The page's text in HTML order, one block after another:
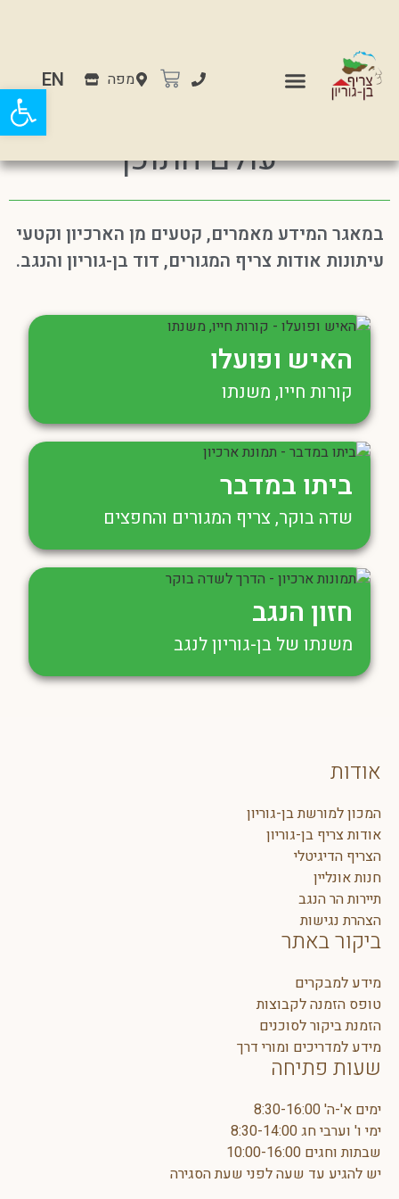
מפה EN
עולם התוכן
במאגר המידע מאמרים, קטעים מן הארכיון וקטעי
עיתונות אודות צריף המגורים, דוד בן-גוריון והנגב.
האיש ופועלו
קורות חייו, משנתו
ביתו במדבר
שדה בוקר, צריף המגורים והחפצים
חזון הנגב
משנתו של בן-גוריון לנגב
אודות
המכון למורשת בן-גוריון
אודות צריף בן-גוריון
הצריף הדיגיטלי
חנות אונליין
תיירות הר הנגב
הצהרת נגישות
ביקור באתר
מידע למבקרים
טופס הזמנה לקבוצות
הזמנת ביקור לסוכנים
מידע למדריכים ומורי דרך
שעות פתיחה
ימים א'-ה' 8:30-16:00
ימי ו' וערבי חג 8:30-14:00
שבתות וחגים 10:00-16:00
יש להגיע עד שעה לפני שעת הסגירה